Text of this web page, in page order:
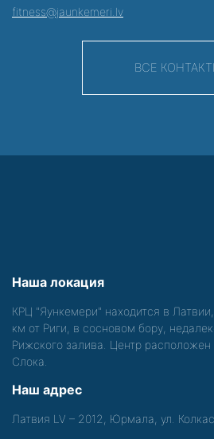
fitness@jaunkemeri.lv
ВСЕ
Наша локация
КРЦ "Яункемери" находится в
км от Риги, в сосновом бору,
Рижского залива. Центр
Слока.
Наш адрес
Латвия LV – 2012, Юрмала, ул.